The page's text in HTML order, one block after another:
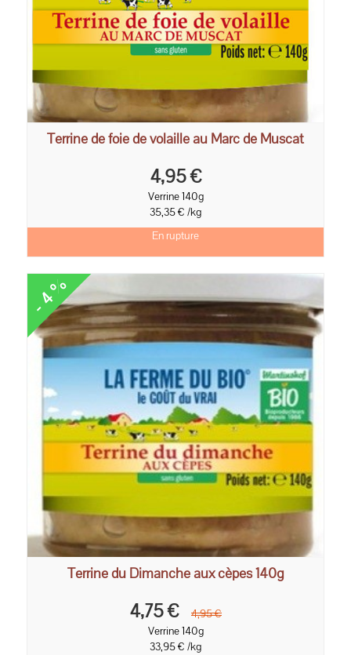
Terrine de foie de volaille au Marc de Muscat
4,95 €
Verrine 140g
35,35 € /kg
En rupture
- 4 %
Terrine du Dimanche aux cèpes 140g
4,75 €
4,95 €
Verrine 140g
33,95 € /kg